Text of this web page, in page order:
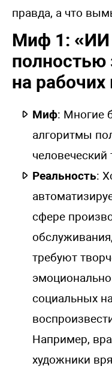
правда, а что
Миф 1: «ИИ
полностью
на рабочих
Миф: Многие
алгоритмы
человеческий
Реальность:
сфере
требуют
социальных
Например,
художники